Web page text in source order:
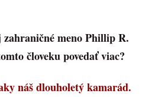
meno Phillip R.
človeku povedať viac?
náš dlouholetý kamarád.